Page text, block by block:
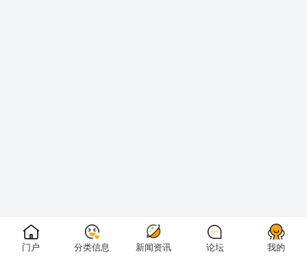
门户 分类信息 新闻资讯 论坛 我的